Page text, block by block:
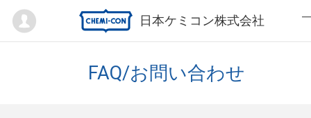
日本ケミコン株式会社
Mypage
FAQ/お問い合わせ